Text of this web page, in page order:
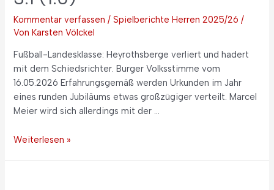
Kommentar verfassen /Spielberichte Herren 2025/26 /
VonKarsten Völckel
Fußball-Landesklasse: Heyrothsberge verliert und hadert
mit dem Schiedsrichter. Burger Volksstimme vom
16.05.2026 Erfahrungsgemäß werden Urkunden im Jahr
eines runden Jubiläums etwas großzügiger verteilt. Marcel
Meier wird sich allerdings mit der …
Weiterlesen »